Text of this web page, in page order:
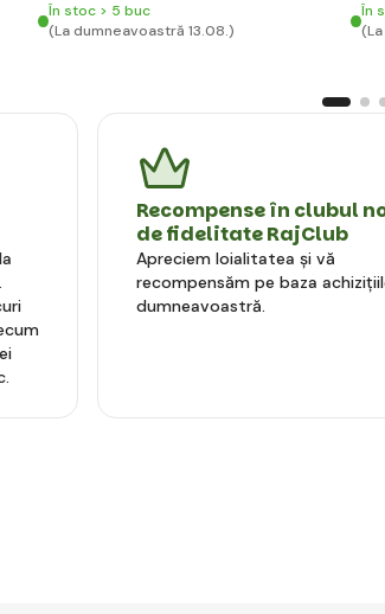
În stoc > 5 buc
(La dumneavoastră 13.08.)
În
Recompense în clubul
de fidelitate RajClub
Apreciem loialitatea și vă
recompensăm pe baza
dumneavoastră.